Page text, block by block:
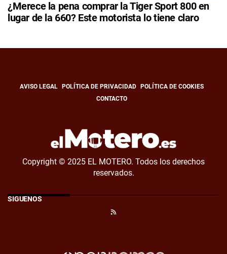
¿Merece la pena comprar la Tiger Sport 800 en
lugar de la 660? Este motorista lo tiene claro
AVISO LEGAL POLÍTICA DE PRIVACIDAD
POLÍTICA DE COOKIES
CONTACTO
Copyright © 2025 EL MOTERO. Todos los derechos
reservados.
SÍGUENOS